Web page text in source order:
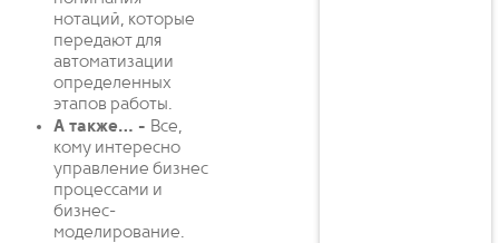
нотаций, которые
передают для
автоматизации
определенных
этапов работы.
А также… - Все,
кому интересно
управление бизнес
процессами и
бизнес-
моделирование.